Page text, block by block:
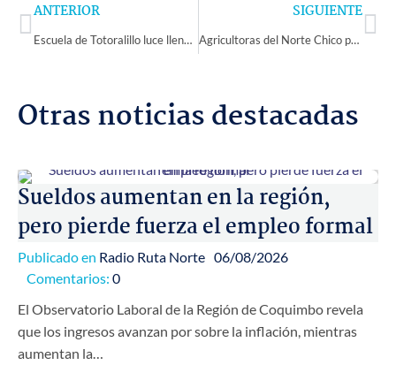
Prev
ANTERIOR
Escuela de Totoralillo luce llena de colores gracias a trabajo colaborativo con alumnos de Scuola Italiana
SIGUIENTE
Agricultoras del Norte Chico podrán presentar sus proyectos al Concurso Nacional de Riego para Mujeres de la CNR
Otras noticias destacadas
Sueldos aumentan en la región,
pero pierde fuerza el empleo formal
Publicado en Radio Ruta Norte 06/08/2026
Comentarios: 0
El Observatorio Laboral de la Región de Coquimbo revela
que los ingresos avanzan por sobre la inflación, mientras
aumentan la…